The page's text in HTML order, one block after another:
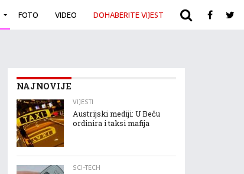
FOTO VIDEO DOHABERITE VIJEST ARHIVA
NAJNOVIJE
VIJESTI
Austrijski mediji: U Beču
ordinira i taksi mafija
SCI-TECH